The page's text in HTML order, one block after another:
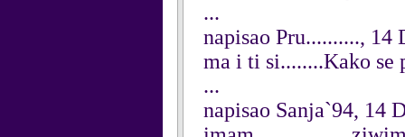
...
napisao Pru.........., 14
ma i ti si........Kako se
...
napisao Sanja`94, 14